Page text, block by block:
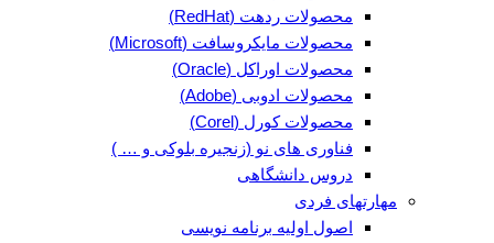
محصولات ردهت (RedHat)
محصولات مایکروسافت (Microsoft)
محصولات اوراکل (Oracle)
محصولات ادوبی (Adobe)
محصولات کورل (Corel)
فناوری های نو (زنجیره بلوکی و … )
دروس دانشگاهی
مهارتهای فردی
اصول اولیه برنامه نویسی